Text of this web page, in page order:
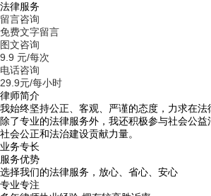
法律服务
留言咨询
免费文字留言
图文咨询
9.9 元/每次
电话咨询
29.9元/每小时
律师简介
我始终坚持公正、客观、严谨的态度，力求在
除了专业的法律服务外，我还积极参与社会公
社会公正和法治建设贡献力量。
业务专长
服务优势
选择我们的法律服务，放心、省心、安心
专业专注